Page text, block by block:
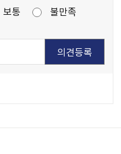
보통
불만족